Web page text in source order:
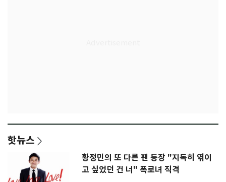
핫뉴스
황정민의 또 다른 팬 등장 "지독히 엮이
고 싶었던 건 너" 폭로녀 직격